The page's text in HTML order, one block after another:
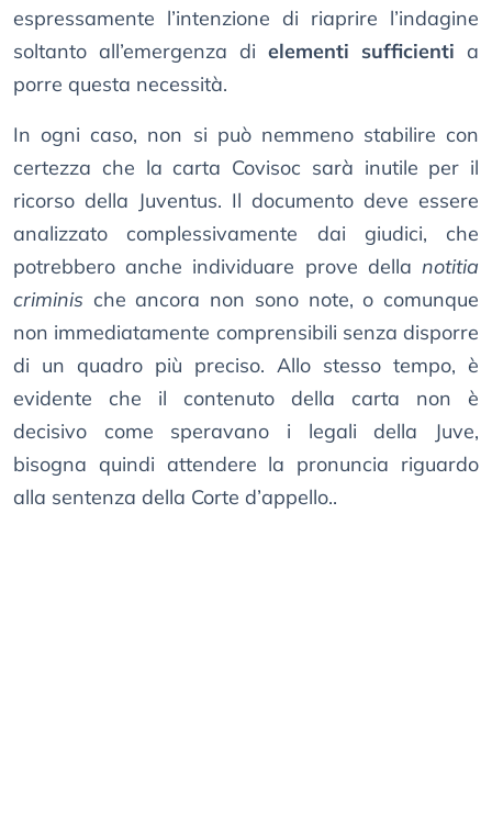
espressamente l’intenzione di riaprire l’indagine
soltanto all’emergenza di elementi sufficienti a
porre questa necessità.
In ogni caso, non si può nemmeno stabilire con
certezza che la carta Covisoc sarà inutile per il
ricorso della Juventus. Il documento deve essere
analizzato complessivamente dai giudici, che
potrebbero anche individuare prove della notitia
criminis che ancora non sono note, o comunque
non immediatamente comprensibili senza disporre
di un quadro più preciso. Allo stesso tempo, è
evidente che il contenuto della carta non è
decisivo come speravano i legali della Juve,
bisogna quindi attendere la pronuncia riguardo
alla sentenza della Corte d’appello..